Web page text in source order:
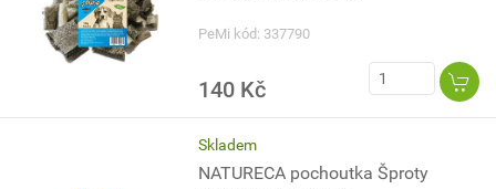
PeMi kód: 337790
140 Kč
Skladem
NATURECA pochoutka Šproty